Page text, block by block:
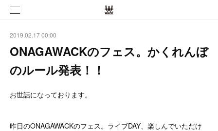
2019.02.17 00:00
ONAGAWACKのフェス。かくれんぼ
のルール発表！！
お世話になっております。
昨日のONAGAWACKのフェス。ライブDAY、楽しんでいただけ